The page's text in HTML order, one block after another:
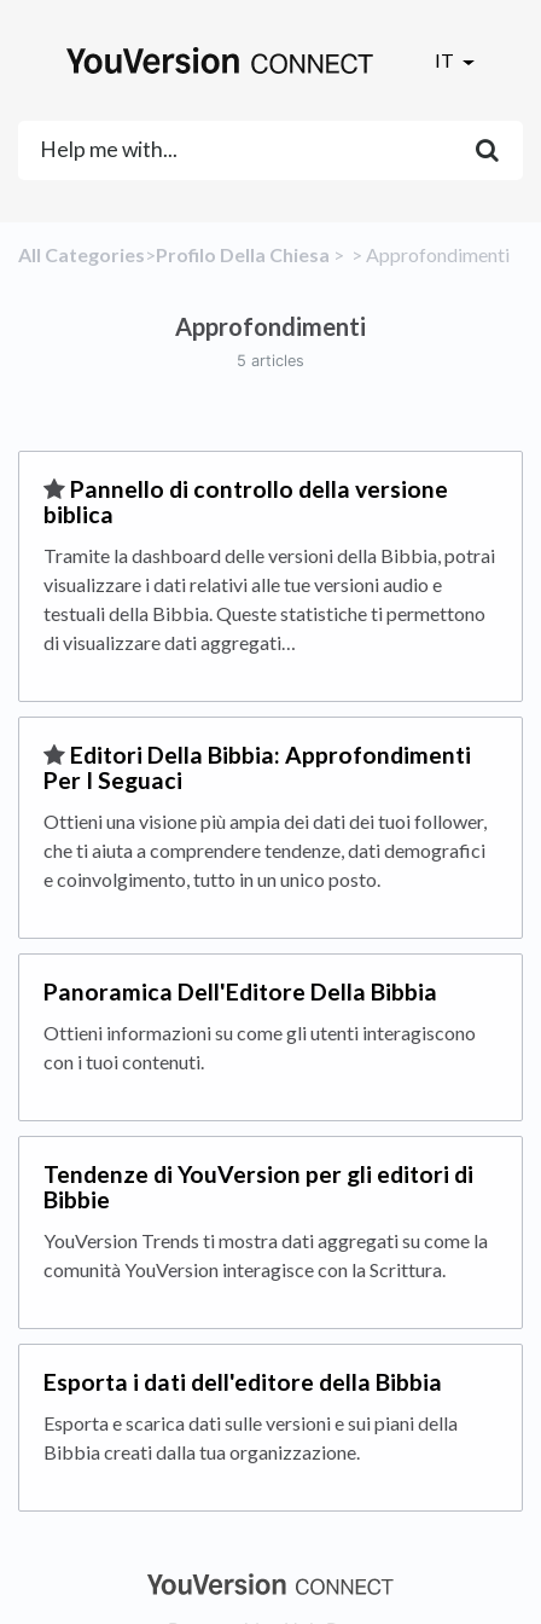
IT
All Categories​>​​Profilo Della Chiesa ​ > ​ ​ > ​ ​Approfondimenti
Approfondimenti
5 articles
​Pannello di controllo della versione
biblica
Tramite la dashboard delle versioni della Bibbia, potrai
visualizzare i dati relativi alle tue versioni audio e
testuali della Bibbia. Queste statistiche ti permettono
di visualizzare dati aggregati…
​Editori Della Bibbia: Approfondimenti
Per I Seguaci
Ottieni una visione più ampia dei dati dei tuoi follower,
che ti aiuta a comprendere tendenze, dati demografici
e coinvolgimento, tutto in un unico posto.
Panoramica Dell'Editore Della Bibbia
Ottieni informazioni su come gli utenti interagiscono
con i tuoi contenuti.
Tendenze di YouVersion per gli editori di
Bibbie
YouVersion Trends ti mostra dati aggregati su come la
comunità YouVersion interagisce con la Scrittura.
Esporta i dati dell'editore della Bibbia
Esporta e scarica dati sulle versioni e sui piani della
Bibbia creati dalla tua organizzazione.
(opens in a